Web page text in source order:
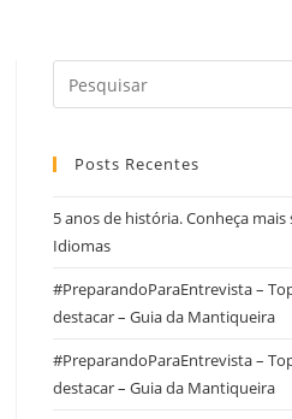
Posts Recentes
5 anos de história. Conheça mais
Idiomas
#PreparandoParaEntrevista –
destacar – Guia da Mantiqueira
#PreparandoParaEntrevista –
destacar – Guia da Mantiqueira